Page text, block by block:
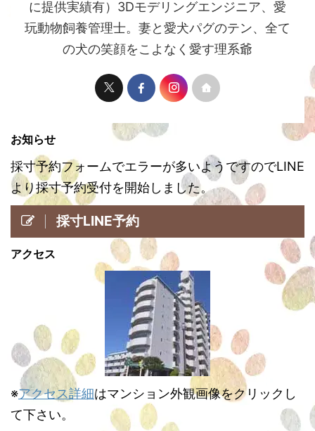
に提供実績有）3Dモデリングエンジニア、愛
玩動物飼養管理士。妻と愛犬パグのテン、全て
の犬の笑顔をこよなく愛す理系爺
お知らせ
採寸予約フォームでエラーが多いようですのでLINE
より採寸予約受付を開始しました。
採寸LINE予約
アクセス
※アクセス詳細はマンション外観画像をクリックし
て下さい。